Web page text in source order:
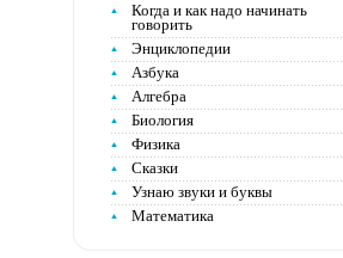
Когда и как надо начинать
говорить
Энциклопедии
Азбука
Алгебра
Биология
Физика
Сказки
Узнаю звуки и буквы
Математика